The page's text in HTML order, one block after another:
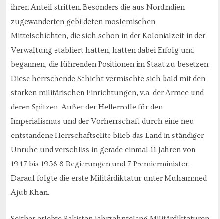
ihren Anteil stritten. Besonders die aus Nordindien
zugewanderten gebildeten moslemischen
Mittelschichten, die sich schon in der Kolonialzeit in der
Verwaltung etabliert hatten, hatten dabei Erfolg und
begannen, die führenden Positionen im Staat zu besetzen.
Diese herrschende Schicht vermischte sich bald mit den
starken militärischen Einrichtungen, v.a. der Armee und
deren Spitzen. Außer der Helferrolle für den
Imperialismus und der Vorherrschaft durch eine neu
entstandene Herrschaftselite blieb das Land in ständiger
Unruhe und verschliss in gerade einmal 11 Jahren von
1947 bis 1958 8 Regierungen und 7 Premierminister.
Darauf folgte die erste Militärdiktatur unter Muhammed
Ajub Khan.